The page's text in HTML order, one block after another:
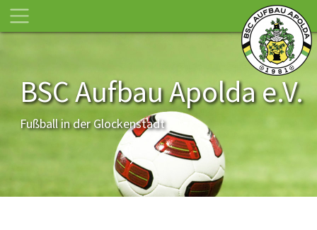
BSC Aufbau Apolda e.V.
Fußball in der Glockenstadt